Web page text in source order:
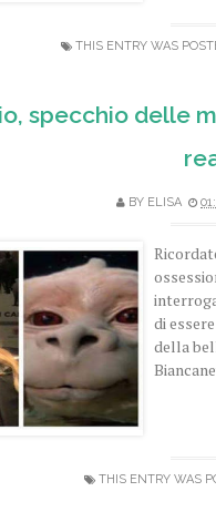
THIS ENTRY WAS
specchio delle
BY ELISA
di
della
THIS ENTRY WAS